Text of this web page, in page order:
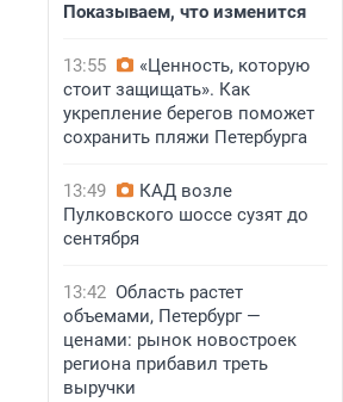
Показываем, что изменится
13:55
«Ценность, которую
стоит защищать». Как
укрепление берегов поможет
сохранить пляжи Петербурга
13:49
КАД возле
Пулковского шоссе сузят до
сентября
13:42 Область растет
объемами, Петербург —
ценами: рынок новостроек
региона прибавил треть
выручки